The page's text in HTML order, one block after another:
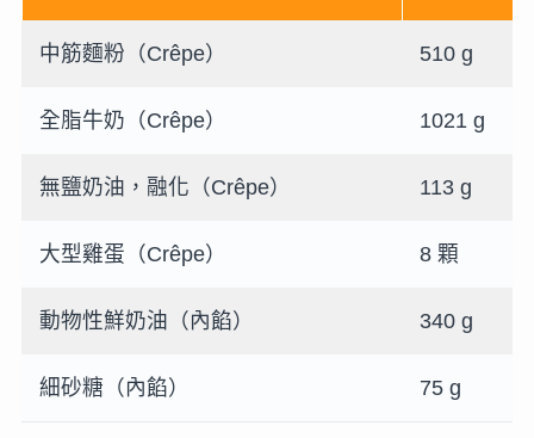
中筋麵粉（Crêpe） 510 g
全脂牛奶（Crêpe） 1021 g
無鹽奶油，融化（Crêpe） 113 g
大型雞蛋（Crêpe） 8 顆
動物性鮮奶油（內餡） 340 g
細砂糖（內餡） 75 g